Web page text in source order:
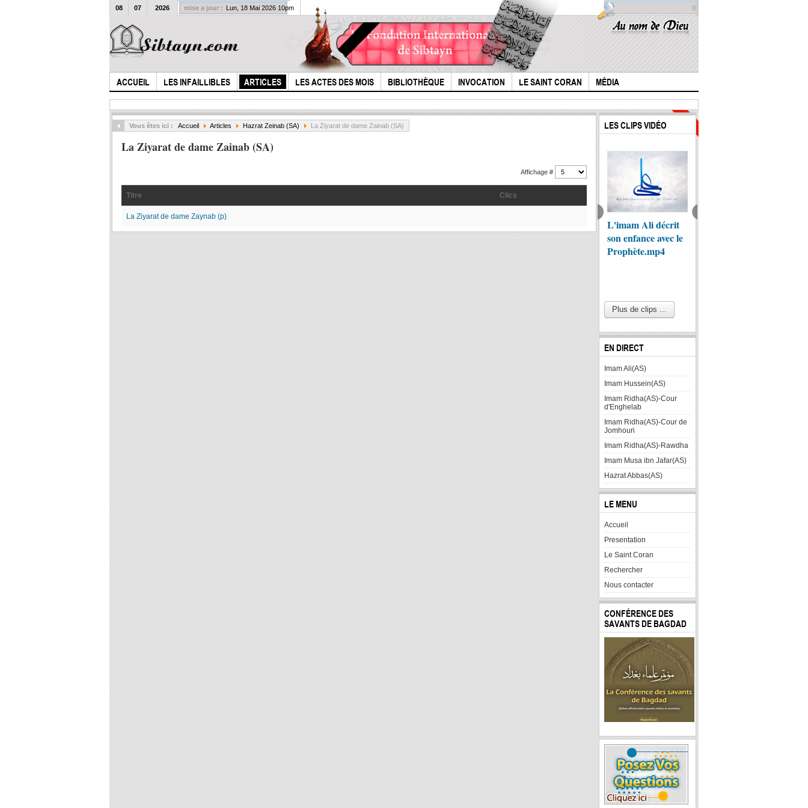
ACCUEIL LES INFAILLIBLES ARTICLES LES ACTES DES MOIS BIBLIOTHÈQUE INVOCATION LE SAINT CORAN MÉDIA
08 07 2026 mise a jour : Lun, 18 Mai 2026 10pm 0
Vous êtes ici : Accueil Articles Hazrat Zeinab (SA) La Ziyarat de dame Zainab (SA)
La Ziyarat de dame Zainab (SA)
Affichage #
Titre Clics
La Ziyarat de dame Zaynab (p)
Clics :
LES CLIPS VIDÉO
Mohammado-
husseinite
l'Histoire de l'Imam
Houssain (p) N.4
L'imam Ali décrit
son enfance avec le
Prophète.mp4
ils ont tué l'Imam
al-Hussein (p) au
lieu du saint
prophète
Plus de clips ...
EN DIRECT
Imam Ali(AS)
Imam Hussein(AS)
Imam Ridha(AS)-Cour
d'Enghelab
Imam Ridha(AS)-Cour de
Jomhouri
Imam Ridha(AS)-Rawdha
Imam Musa ibn Jafar(AS)
Hazrat Abbas(AS)
LE MENU
Accueil
Presentation
Le Saint Coran
Rechercher
Nous contacter
CONFÉRENCE DES
SAVANTS DE BAGDAD